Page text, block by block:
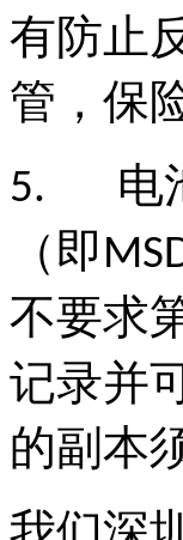
有防止
管，保
5.
电
（即
不要求
记录并
的副本